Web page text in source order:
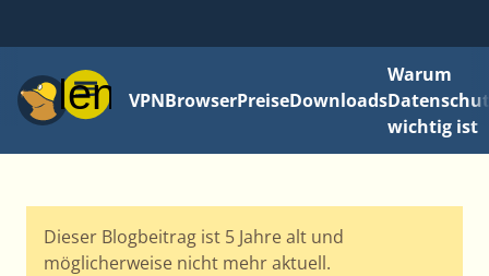
MenüVPNBrowserPreiseDownloads
Warum
wichtig ist
Dieser Blogbeitrag ist 5 Jahre alt und
möglicherweise nicht mehr aktuell.